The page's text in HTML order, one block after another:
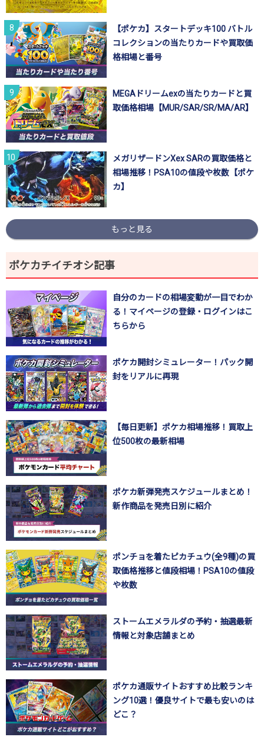
【ポケカ】スタートデッキ100 バトル
コレクションの当たりカードや買取価
格相場と番号
MEGAドリームexの当たりカードと買
取価格相場【MUR/SAR/SR/MA/AR】
メガリザードンXex SARの買取価格と
相場推移！PSA10の値段や枚数【ポケ
カ】
もっと見る
ポケカチイチオシ記事
自分のカードの相場変動が一目でわか
る！マイページの登録・ログインはこ
ちらから
ポケカ開封シミュレーター！パック開
封をリアルに再現
【毎日更新】ポケカ相場推移！買取上
位500枚の最新相場
ポケカ新弾発売スケジュールまとめ！
新作商品を発売日別に紹介
ポンチョを着たピカチュウ(全9種)の買
取価格推移と値段相場！PSA10の値段
や枚数
ストームエメラルダの予約・抽選最新
情報と対象店舗まとめ
ポケカ通販サイトおすすめ比較ランキ
ング10選！優良サイトで最も安いのは
どこ？